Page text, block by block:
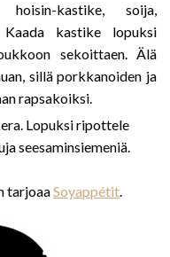
kastike, soija,
kastike lopuksi
sekoittaen. Älä
sillä porkkanoiden ja
rapsakoiksi.
Lopuksi ripottele
seesaminsiemeniä.
Soyappétit.